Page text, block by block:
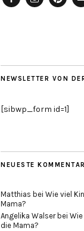
NEWSLETTER VON
[sibwp_form id=1]
NEUESTE
Matthias bei Wie viel
Mama?
Angelika Walserbei
die Mama?